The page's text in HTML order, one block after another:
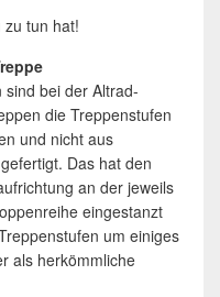
tun hat!
bei der Altrad-
die Treppenstufen
und nicht aus
Das hat den
an der jeweils
eingestanzt
um einiges
als herkömmliche